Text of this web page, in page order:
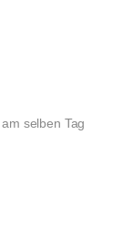
selben Tag